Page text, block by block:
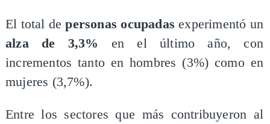
El total depersonas ocupadasexperimentó un
alza de 3,3%
en el último año, con
incrementos tanto en hombres (3%) como en
mujeres (3,7%).
Entre los sectores que más contribuyeron al